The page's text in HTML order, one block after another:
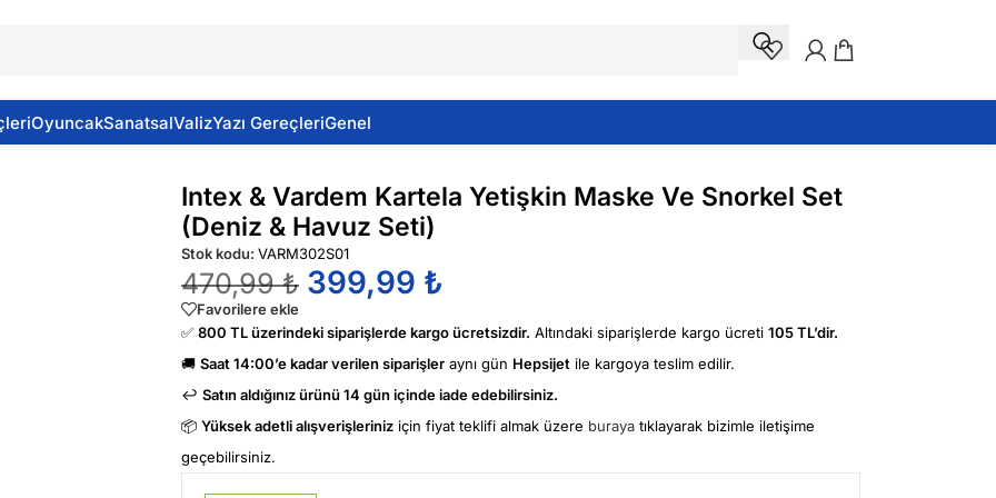
OyuncakSanatsalValizYazı GereçleriGenel
Set (Deniz & Havuz Seti)
Intex & Vardem Kartela Yetişkin Maske Ve Snorkel Set
(Deniz & Havuz Seti)
Stok kodu: VARM302S01
470,99₺ 399,99 ₺
Favorilere ekle
✅ 800 TL üzerindeki siparişlerde kargo ücretsizdir. Altındaki siparişlerde kargo ücreti 105 TL’dir.
🚚 Saat 14:00’e kadar verilen siparişler aynı gün Hepsijet ile kargoya teslim edilir.
↩️ Satın aldığınız ürünü 14 gün içinde iade edebilirsiniz.
📦 Yüksek adetli alışverişleriniz için fiyat teklifi almak üzere buraya tıklayarak bizimle iletişime
geçebilirsiniz.